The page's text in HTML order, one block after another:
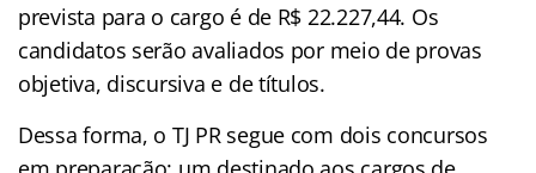
prevista para o cargo é de R$ 22.227,44. Os
candidatos serão avaliados por meio de provas
objetiva, discursiva e de títulos.
Dessa forma, o TJ PR segue com dois concursos